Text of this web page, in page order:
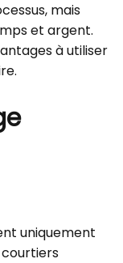
mais
et argent.
à utiliser
uniquement